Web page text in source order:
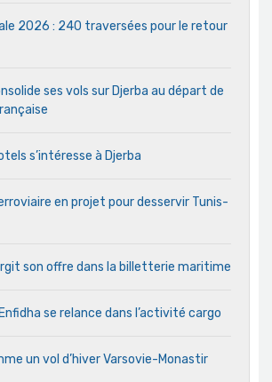
2026 : 240 traversées pour le retour
ses vols sur Djerba au départ de
s’intéresse à Djerba
en projet pour desservir Tunis-
son offre dans la billetterie maritime
se relance dans l’activité cargo
un vol d’hiver Varsovie-Monastir